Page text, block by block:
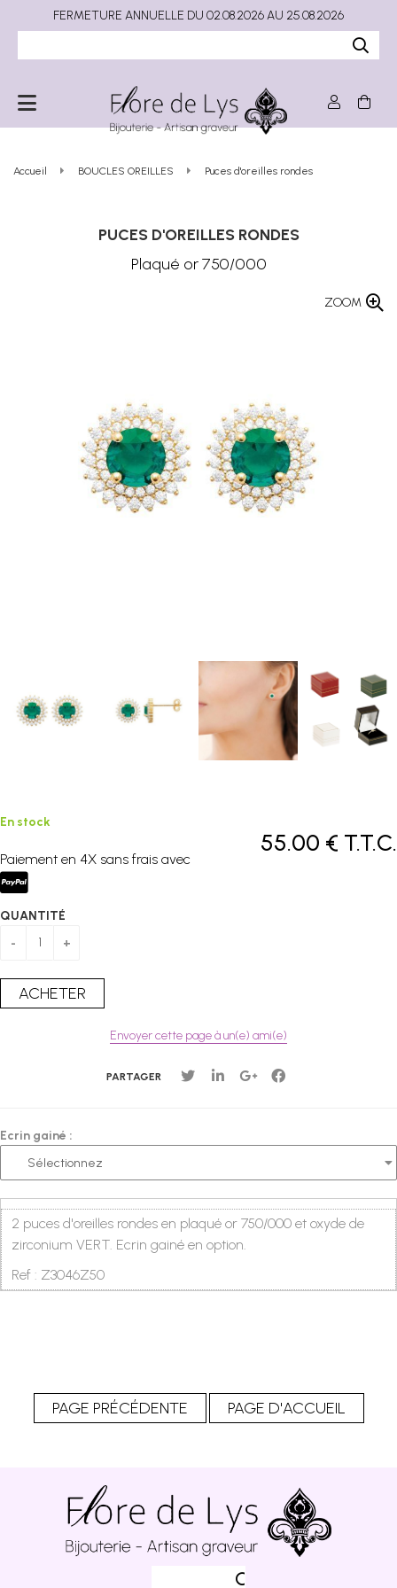
Accueil BOUCLES OREILLES Puces d'oreilles rondes
PUCES D'OREILLES RONDES
Plaqué or 750/000
ZOOM
55.00 € T.T.C.
En stock
Paiement en 4X sans frais avec
QUANTITÉ
Envoyer cette page à un(e) ami(e)
PARTAGER
Ecrin gainé :
2 puces d'oreilles rondes en plaqué or 750/000 et oxyde de
zirconium VERT. Ecrin gainé en option.
Ref : Z3046Z50
FERMETURE ANNUELLE DU 02.08.2026 AU 25.08.2026